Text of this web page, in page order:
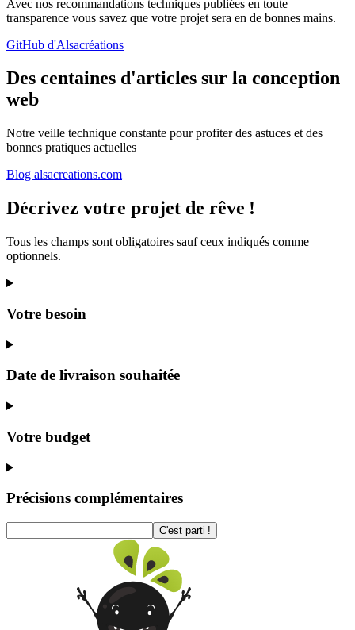
Avec nos recommandations techniques publiées en toute
transparence vous savez que votre projet sera en de bonnes mains.
GitHub d'Alsacréations
Des centaines d'articles sur la conception
web
Notre veille technique constante pour profiter des astuces et des
bonnes pratiques actuelles
Blog alsacreations.com
Décrivez votre projet de rêve !
Tous les champs sont obligatoires sauf ceux indiqués comme
optionnels.
Votre besoin
Date de livraison souhaitée
Votre budget
Précisions complémentaires
C'est parti !